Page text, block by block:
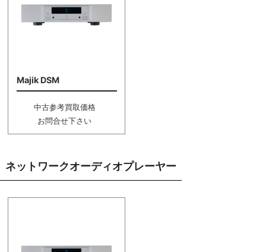
Majik DSM
中古参考買取価格
お問合せ下さい
ネットワークオーディオプレーヤー